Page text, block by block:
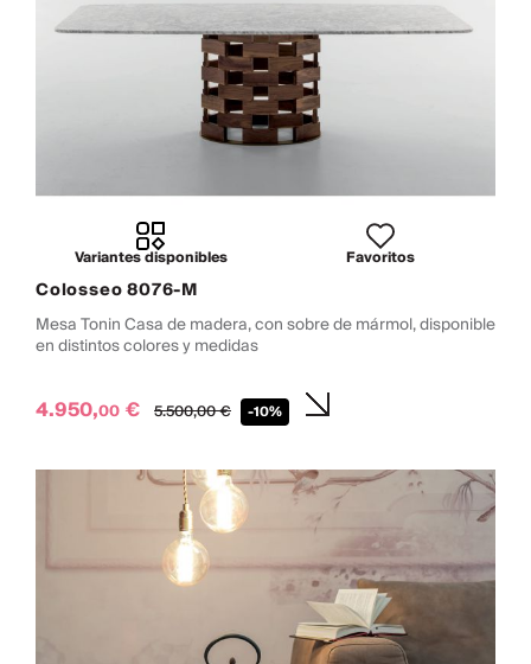
Variantes disponibles Favoritos
Colosseo 8076-M
Mesa Tonin Casa de madera, con sobre de mármol, disponible
en distintos colores y medidas
4.950,00 € 5.500,00€ -10%